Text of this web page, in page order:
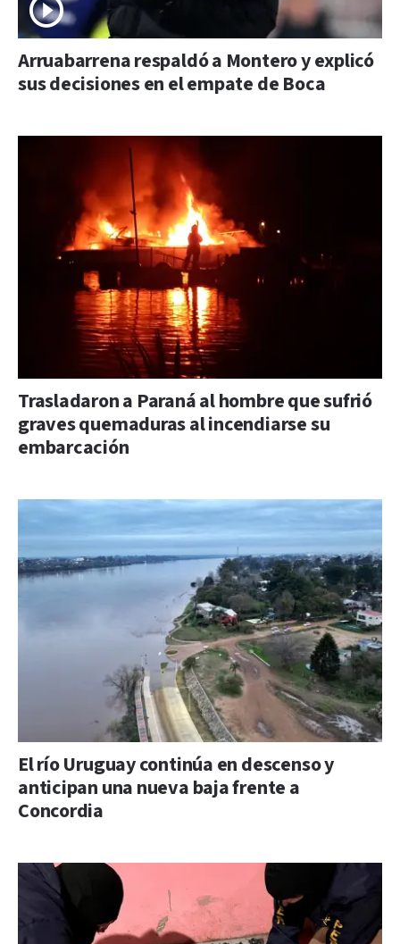
Arruabarrena respaldó a Montero y explicó
sus decisiones en el empate de Boca
Trasladaron a Paraná al hombre que sufrió
graves quemaduras al incendiarse su
embarcación
El río Uruguay continúa en descenso y
anticipan una nueva baja frente a
Concordia